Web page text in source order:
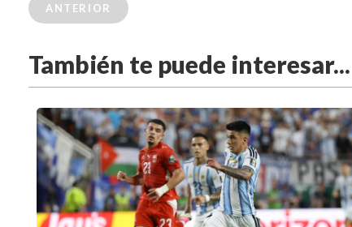
ANTERIOR
También te puede interesar...